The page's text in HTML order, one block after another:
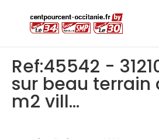
Ref:45542 -
sur beau terrain
m2 vill...